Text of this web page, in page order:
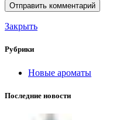
Закрыть
Рубрики
Новые ароматы
Последние новости